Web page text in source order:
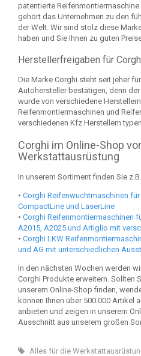
patentierte Reifenmontiermaschine
gehört das Unternehmen zu den
der Welt. Wir sind stolz diese
haben und Sie Ihnen zu guten
Herstellerfreigaben für
Die Marke Corghi steht seit jeher
Autohersteller bestätigen, denn
wurde von verschiedene
Reifenmontiermaschinen und
verschiedenen Kfz Herstellern
Corghi im Online-Shop
Werkstattausrüstung
In unserem Sortiment finden Sie
• Corghi Reifenwuchtmaschinen für
CompactLine und LaserLine
• Corghi Reifenmontiermaschinen
A2015, A2025 und Artiglio mit
• Corghi LKW
und AG mit unterschiedlichen
In den nächsten Wochen werden
Corghi Produkte erweitern. Sollten
unserem Online-Shop finden,
können Ihnen über 500.000 Artikel
anbieten und zeigen in unserem
Ausschnitt aus unserem großen
Alles für die